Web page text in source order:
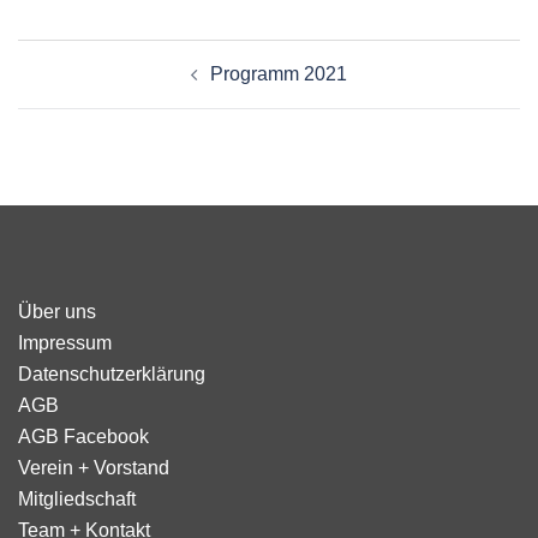
Programm 2021
Über uns
Impressum
Datenschutzerklärung
AGB
AGB Facebook
Verein + Vorstand
Mitgliedschaft
Team + Kontakt